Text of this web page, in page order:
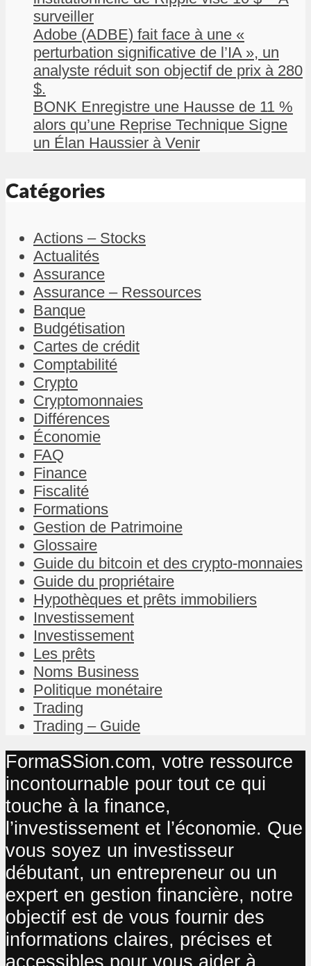
surveiller
Adobe (ADBE) fait face à une «
perturbation significative de l’IA », un
analyste réduit son objectif de prix à 280
$.
BONK Enregistre une Hausse de 11 %
alors qu’une Reprise Technique Signe
un Élan Haussier à Venir
Catégories
Actions – Stocks
Actualités
Assurance
Assurance – Ressources
Banque
Budgétisation
Cartes de crédit
Comptabilité
Crypto
Cryptomonnaies
Différences
Économie
FAQ
Finance
Fiscalité
Formations
Gestion de Patrimoine
Glossaire
Guide du bitcoin et des crypto-monnaies
Guide du propriétaire
Hypothèques et prêts immobiliers
Investissement
Investissement
Les prêts
Noms Business
Politique monétaire
Trading
Trading – Guide
FormaSSion.com, votre ressource
incontournable pour tout ce qui
touche à la finance,
l’investissement et l’économie. Que
vous soyez un investisseur
débutant, un entrepreneur ou un
expert en gestion financière, notre
objectif est de vous fournir des
informations claires, précises et
accessibles pour vous aider à